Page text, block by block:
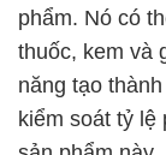
phẩm. Nó có
thuốc, kem và
năng tạo
kiểm soát tỷ lệ